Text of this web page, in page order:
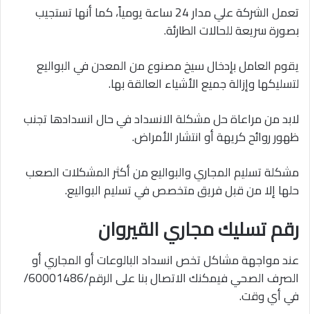
تعمل الشركة علي مدار 24 ساعة يومياً، كما أنها تستجيب
بصورة سريعة للحالات الطارئة.
يقوم العامل بإدخال سيخ مصنوع من المعدن في البواليع
لتسليكها وإزالة جميع الأشياء العالقة بها.
لابد من مراعاة حل مشكلة الانسداد في حال انسدادها تجنب
ظهور روائح كريهة أو انتشار الأمراض.
مشكلة تسليم المجاري والبواليع من أكثر المشكلات الصعب
حلها إلا من قبل فريق متخصص في تسليم البواليع.
رقم تسليك مجاري القيروان
عند مواجهة مشاكل تخص انسداد البالوعات أو المجاري أو
الصرف الصحي فيمكنك الاتصال بنا على الرقم/60001486/
في أي وقت.